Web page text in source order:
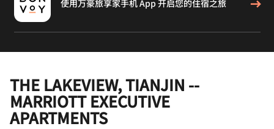
使用万豪旅享家手机 App 开启您的住宿之旅
THE LAKEVIEW, TIANJIN --
MARRIOTT EXECUTIVE
APARTMENTS